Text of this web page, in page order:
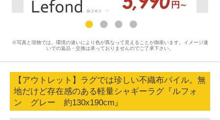
※写真と現物では、環境の違いにより色が異なって見えることが御座います。イメージ違
いでの返品・交換は承っておりませんのでご了承下さい。
【アウトレット】ラグでは珍しい不織布パイル。無
地だけど存在感のある軽量シャギーラグ『ルフォ
ン グレー 約130x190cm』